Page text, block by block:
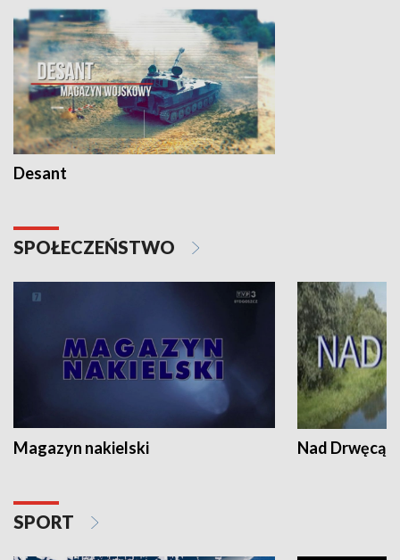
Desant
SPOŁECZEŃSTWO
Magazyn nakielski Nad Drwęcą
SPORT